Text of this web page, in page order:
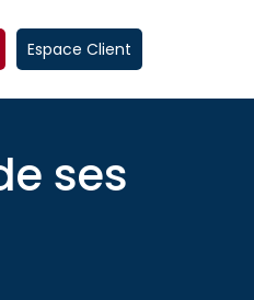
Espace Client
ses